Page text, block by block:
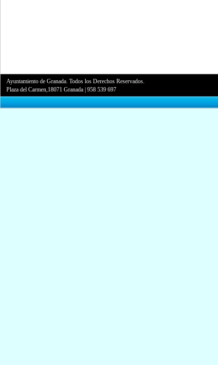
Ayuntamiento de Granada. Todos los Derechos Reservados.
Plaza del Carmen,18071 Granada |958 539 697